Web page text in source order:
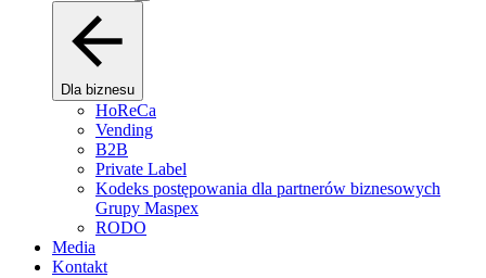
Dla biznesu
HoReCa
Vending
B2B
Private Label
Kodeks postępowania dla partnerów biznesowych
Grupy Maspex
RODO
Media
Kontakt